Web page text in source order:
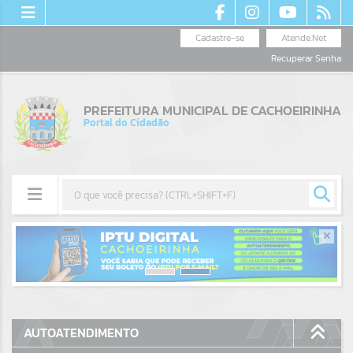
Atende.Net
Cadastre-se
Recuperar Senha
PREFEITURA MUNICIPAL DE CACHOEIRINHA
Portal do Cidadão
Resultados para""
Portais
AUTOATENDIMENTO